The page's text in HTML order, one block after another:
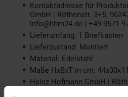
Kontaktadresse für
GmbH | Röthenstr. 3+5,
info@hhm24.de | +49 9571
Lieferumfang: 1 Briefkasten
Lieferzustand: Montiert
Material: Edelstahl
Maße HxBxT in cm: 44x30x11
Heinz Hofmann GmbH |